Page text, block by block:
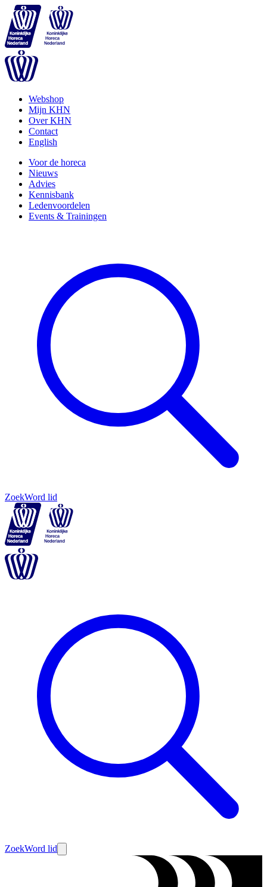
Webshop
Mijn KHN
Over KHN
Contact
English
Voor de horeca
Nieuws
Advies
Kennisbank
Ledenvoordelen
Events & Trainingen
ZoekWord lid
ZoekWord lid